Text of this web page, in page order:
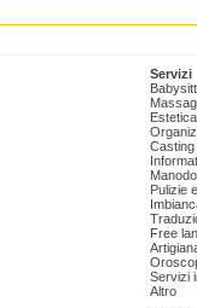
Servizi
Pulizie
Free
Servizi
Altro